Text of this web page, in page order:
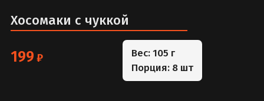
Хосомаки с чуккой
199₽
Вес: 105 г
Порция: 8 шт